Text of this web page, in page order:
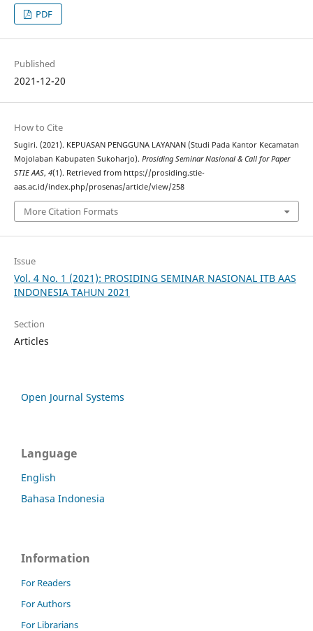
PDF
Published
2021-12-20
How to Cite
Sugiri. (2021). KEPUASAN PENGGUNA LAYANAN (Studi Pada Kantor Kecamatan
Mojolaban Kabupaten Sukoharjo). Prosiding Seminar Nasional & Call for Paper
STIE AAS, 4(1). Retrieved from https://prosiding.stie-
aas.ac.id/index.php/prosenas/article/view/258
More Citation Formats
Issue
Vol. 4 No. 1 (2021): PROSIDING SEMINAR NASIONAL ITB AAS
INDONESIA TAHUN 2021
Section
Articles
Open Journal Systems
Language
English
Bahasa Indonesia
Information
For Readers
For Authors
For Librarians